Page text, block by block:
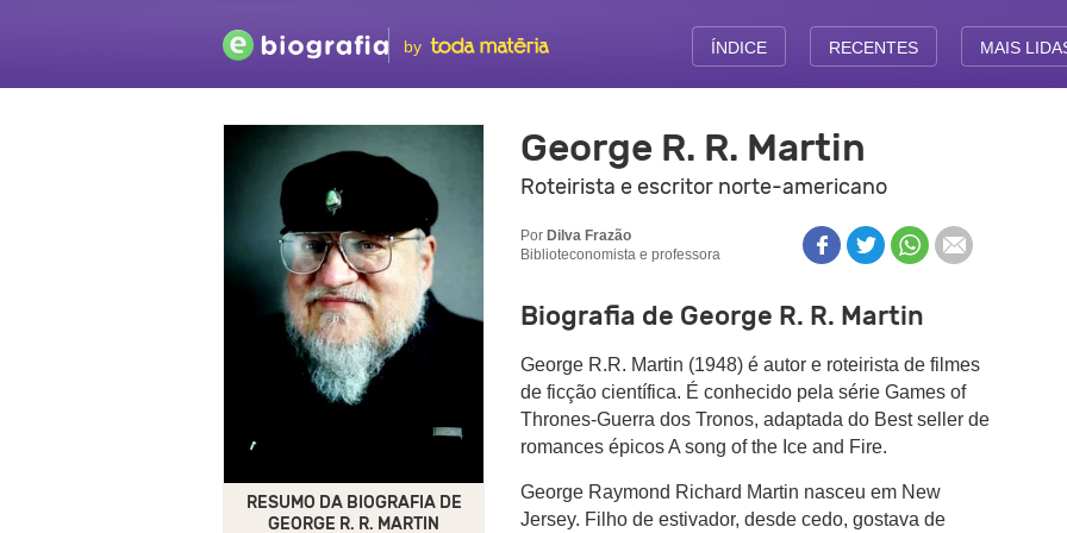
by ÍNDICE RECENTES MAIS
George R. R. Martin
Roteirista e escritor norte-americano
Por Dilva Frazão
Biblioteconomista e professora
Biografia de George R. R. Martin
George R.R. Martin (1948) é autor e roteirista de filmes
de ficção científica. É conhecido pela série Games of
Thrones-Guerra dos Tronos, adaptada do Best seller de
romances épicos A song of the Ice and Fire.
George Raymond Richard Martin nasceu em New
Jersey. Filho de estivador, desde cedo, gostava de
RESUMO DA BIOGRAFIA DE
GEORGE R. R. MARTIN